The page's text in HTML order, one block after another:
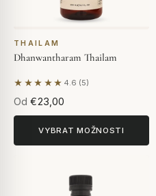
THAILAM
Dhanwantharam Thailam
★★★★★ 4.6 (5)
Na základě 5 hodnocení
Od €23,00
VYBRAT MOŽNOSTI